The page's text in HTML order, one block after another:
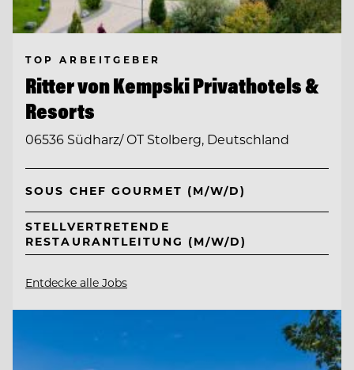
TOP ARBEITGEBER
Ritter von Kempski Privathotels &
Resorts
06536 Südharz/ OT Stolberg, Deutschland
SOUS CHEF GOURMET (M/W/D)
STELLVERTRETENDE
RESTAURANTLEITUNG (M/W/D)
Entdecke alle Jobs